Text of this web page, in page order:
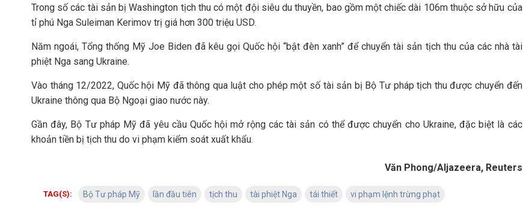
Trong số các tài sản bị Washington tịch thu có một đội siêu du thuyền, bao gồm một chiếc dài 106m thuộc sở hữu của
tỉ phú Nga Suleiman Kerimov trị giá hơn 300 triệu USD.
Năm ngoái, Tổng thống Mỹ Joe Biden đã kêu gọi Quốc hội “bật đèn xanh” để chuyển tài sản tịch thu của các nhà tài
phiệt Nga sang Ukraine.
Vào tháng 12/2022, Quốc hội Mỹ đã thông qua luật cho phép một số tài sản bị Bộ Tư pháp tịch thu được chuyển đến
Ukraine thông qua Bộ Ngoại giao nước này.
Gần đây, Bộ Tư pháp Mỹ đã yêu cầu Quốc hội mở rộng các tài sản có thể được chuyển cho Ukraine, đặc biệt là các
khoản tiền bị tịch thu do vi phạm kiểm soát xuất khẩu.
Văn Phong/Aljazeera, Reuters
TAG(S): Bộ Tư pháp Mỹ lần đầu tiên tịch thu tài phiệt Nga tái thiết vi phạm lệnh trừng phạt